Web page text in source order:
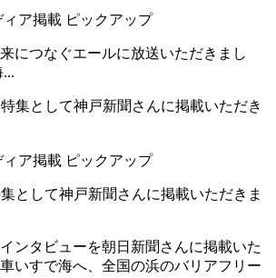
ィア掲載 ピックアップ
につなぐエールに放送いただきまし
ィア掲載 ピックアップ
として神戸新聞さんに掲載いただきま